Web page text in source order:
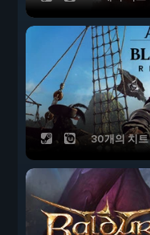
30개의 치트